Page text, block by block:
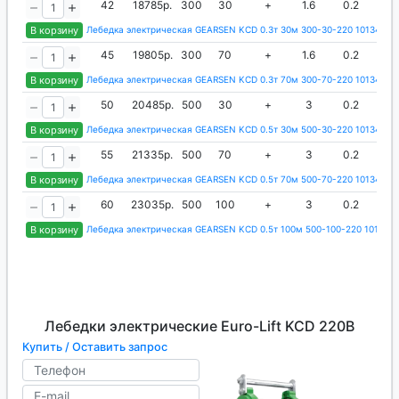
В корзину
42 18785р. 300 30 + 1.6 0.2
Лебедка электрическая GEARSEN KCD 0.3т 30м 300-30-220 1013409
В корзину
45 19805р. 300 70 + 1.6 0.2
Лебедка электрическая GEARSEN KCD 0.3т 70м 300-70-220 1013410
В корзину
50 20485р. 500 30 + 3 0.2
Лебедка электрическая GEARSEN KCD 0.5т 30м 500-30-220 1013411
В корзину
55 21335р. 500 70 + 3 0.2
Лебедка электрическая GEARSEN KCD 0.5т 70м 500-70-220 1013412
В корзину
60 23035р. 500 100 + 3 0.2
Лебедка электрическая GEARSEN KCD 0.5т 100м 500-100-220 1013413
Лебедки электрические Euro-Lift KCD 220В
Купить / Оставить запрос